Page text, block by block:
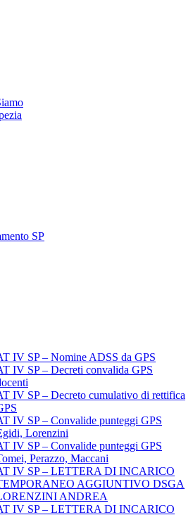
SP
IV SP – Nomine ADSS da GPS
IV SP – Decreti convalida GPS
IV SP – Decreto cumulativo di rettifica
IV SP – Convalide punteggi GPS
Lorenzini
IV SP – Convalide punteggi GPS
Perazzo, Maccani
IV SP – LETTERA DI INCARICO
AGGIUNTIVO DSGA
ANDREA
IV SP – LETTERA DI INCARICO